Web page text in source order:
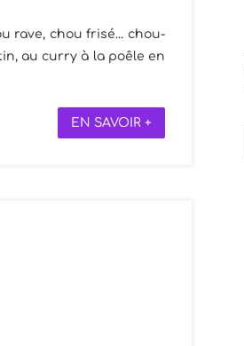
rave, chou frisé... chou-
au curry à la poêle en
EN SAVOIR +